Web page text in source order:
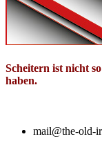
Scheitern ist nicht
haben.
mail@the-old-